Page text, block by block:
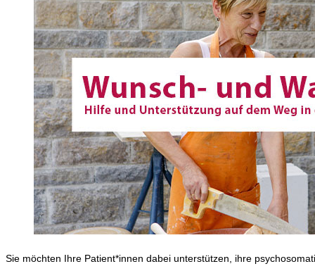
Sie möchten Ihre Patient*innen dabei unterstützen, ihre